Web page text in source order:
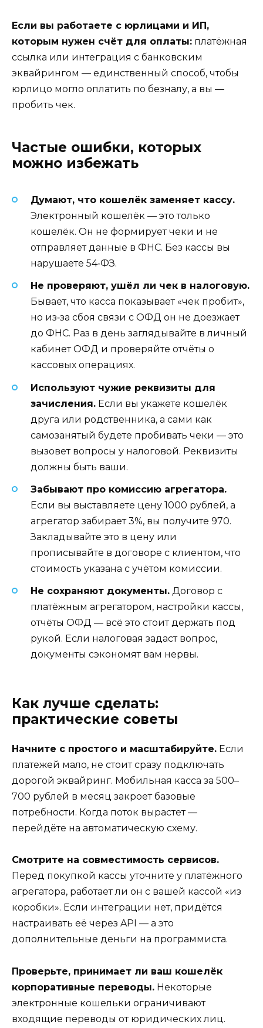
Если вы работаете с юрлицами и ИП,
которым нужен счёт для оплаты: платёжная
ссылка или интеграция с банковским
эквайрингом — единственный способ, чтобы
юрлицо могло оплатить по безналу, а вы —
пробить чек.
Частые ошибки, которых
можно избежать
Думают, что кошелёк заменяет кассу.
Электронный кошелёк — это только
кошелёк. Он не формирует чеки и не
отправляет данные в ФНС. Без кассы вы
нарушаете 54‑ФЗ.
Не проверяют, ушёл ли чек в налоговую.
Бывает, что касса показывает «чек пробит»,
но из‑за сбоя связи с ОФД он не доезжает
до ФНС. Раз в день заглядывайте в личный
кабинет ОФД и проверяйте отчёты о
кассовых операциях.
Используют чужие реквизиты для
зачисления. Если вы укажете кошелёк
друга или родственника, а сами как
самозанятый будете пробивать чеки — это
вызовет вопросы у налоговой. Реквизиты
должны быть ваши.
Забывают про комиссию агрегатора.
Если вы выставляете цену 1000 рублей, а
агрегатор забирает 3%, вы получите 970.
Закладывайте это в цену или
прописывайте в договоре с клиентом, что
стоимость указана с учётом комиссии.
Не сохраняют документы. Договор с
платёжным агрегатором, настройки кассы,
отчёты ОФД — всё это стоит держать под
рукой. Если налоговая задаст вопрос,
документы сэкономят вам нервы.
Как лучше сделать:
практические советы
Начните с простого и масштабируйте. Если
платежей мало, не стоит сразу подключать
дорогой эквайринг. Мобильная касса за 500–
700 рублей в месяц закроет базовые
потребности. Когда поток вырастет —
перейдёте на автоматическую схему.
Смотрите на совместимость сервисов.
Перед покупкой кассы уточните у платёжного
агрегатора, работает ли он с вашей кассой «из
коробки». Если интеграции нет, придётся
настраивать её через API — а это
дополнительные деньги на программиста.
Проверьте, принимает ли ваш кошелёк
корпоративные переводы. Некоторые
электронные кошельки ограничивают
входящие переводы от юридических лиц.